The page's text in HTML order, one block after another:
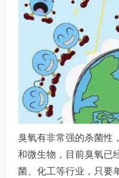
臭氧有非常强的杀菌性
和微生物，目前臭氧已
菌、化工等行业，只要